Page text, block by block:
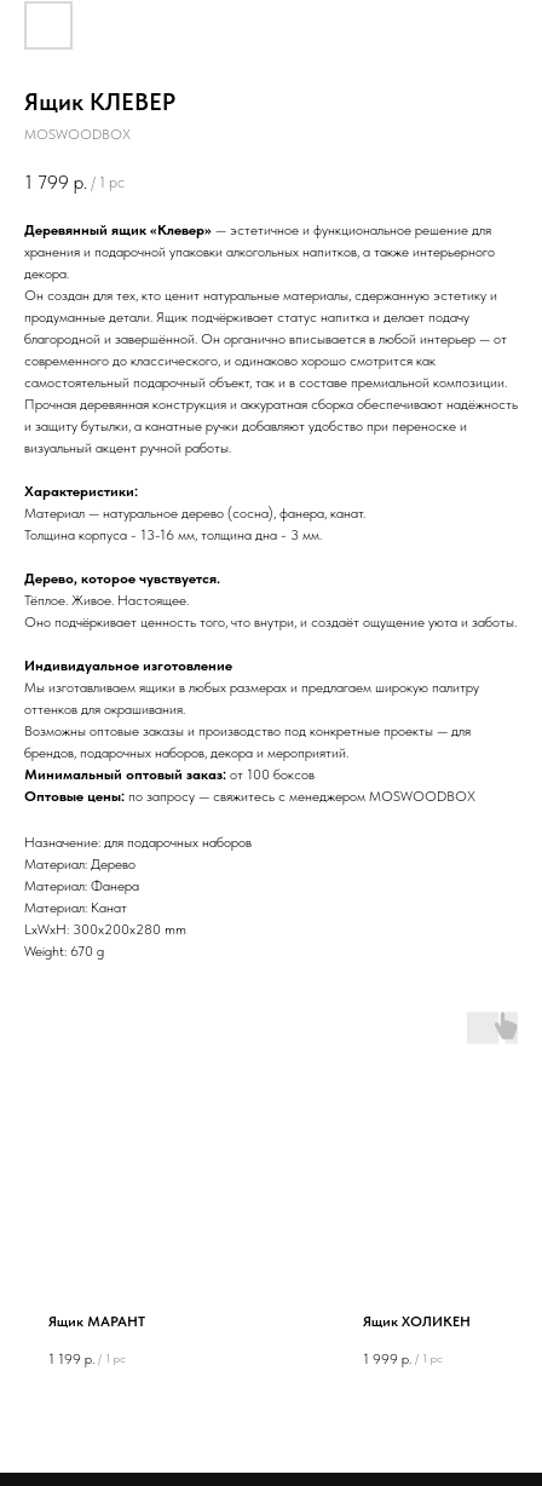
Ящик КЛЕВЕР
MOSWOODBOX
1 799 р. / 1 pc
Деревянный ящик «Клевер» — эстетичное и функциональное решение для
хранения и подарочной упаковки алкогольных напитков, а также интерьерного
декора.
Он создан для тех, кто ценит натуральные материалы, сдержанную эстетику и
продуманные детали. Ящик подчёркивает статус напитка и делает подачу
благородной и завершённой. Он органично вписывается в любой интерьер — от
современного до классического, и одинаково хорошо смотрится как
самостоятельный подарочный объект, так и в составе премиальной композиции.
Прочная деревянная конструкция и аккуратная сборка обеспечивают надёжность
и защиту бутылки, а канатные ручки добавляют удобство при переноске и
визуальный акцент ручной работы.
Характеристики:
Материал — натуральное дерево (сосна), фанера, канат.
Толщина корпуса - 13-16 мм, толщина дна - 3 мм.
Дерево, которое чувствуется.
Тёплое. Живое. Настоящее.
Оно подчёркивает ценность того, что внутри, и создаёт ощущение уюта и заботы.
Индивидуальное изготовление
Мы изготавливаем ящики в любых размерах и предлагаем широкую палитру
оттенков для окрашивания.
Возможны оптовые заказы и производство под конкретные проекты — для
брендов, подарочных наборов, декора и мероприятий.
Минимальный оптовый заказ: от 100 боксов
Оптовые цены: по запросу — свяжитесь с менеджером MOSWOODBOX
Назначение: для подарочных наборов
Материал: Дерево
Материал: Фанера
Материал: Канат
LxWxH: 300x200x280 mm
Weight: 670 g
Ящик МАРАНТ
1 199 р. / 1 pc
Ящик ХОЛИКЕН
1 999 р. / 1 pc